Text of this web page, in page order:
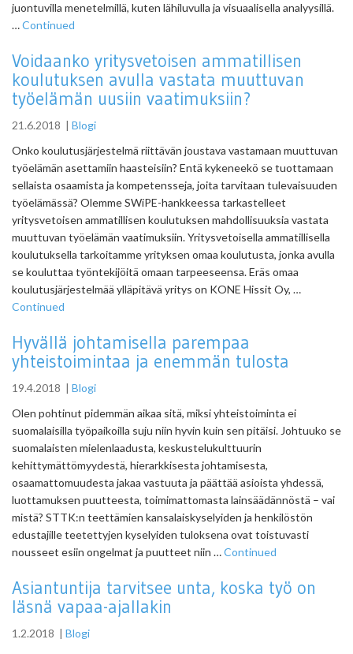
juontuvilla menetelmillä, kuten lähiluvulla ja visuaalisella analyysillä.
…Continued
Voidaanko yritysvetoisen ammatillisen
koulutuksen avulla vastata muuttuvan
työelämän uusiin vaatimuksiin?
21.6.2018 | Blogi
Onko koulutusjärjestelmä riittävän joustava vastamaan muuttuvan
työelämän asettamiin haasteisiin? Entä kykeneekö se tuottamaan
sellaista osaamista ja kompetensseja, joita tarvitaan tulevaisuuden
työelämässä? Olemme SWiPE-hankkeessa tarkastelleet
yritysvetoisen ammatillisen koulutuksen mahdollisuuksia vastata
muuttuvan työelämän vaatimuksiin. Yritysvetoisella ammatillisella
koulutuksella tarkoitamme yrityksen omaa koulutusta, jonka avulla
se kouluttaa työntekijöitä omaan tarpeeseensa. Eräs omaa
koulutusjärjestelmää ylläpitävä yritys on KONE Hissit Oy, …
Continued
Hyvällä johtamisella parempaa
yhteistoimintaa ja enemmän tulosta
19.4.2018 | Blogi
Olen pohtinut pidemmän aikaa sitä, miksi yhteistoiminta ei
suomalaisilla työpaikoilla suju niin hyvin kuin sen pitäisi. Johtuuko se
suomalaisten mielenlaadusta, keskustelukulttuurin
kehittymättömyydestä, hierarkkisesta johtamisesta,
osaamattomuudesta jakaa vastuuta ja päättää asioista yhdessä,
luottamuksen puutteesta, toimimattomasta lainsäädännöstä – vai
mistä? STTK:n teettämien kansalaiskyselyiden ja henkilöstön
edustajille teetettyjen kyselyiden tuloksena ovat toistuvasti
nousseet esiin ongelmat ja puutteet niin …Continued
Asiantuntija tarvitsee unta, koska työ on
läsnä vapaa-ajallakin
1.2.2018 | Blogi